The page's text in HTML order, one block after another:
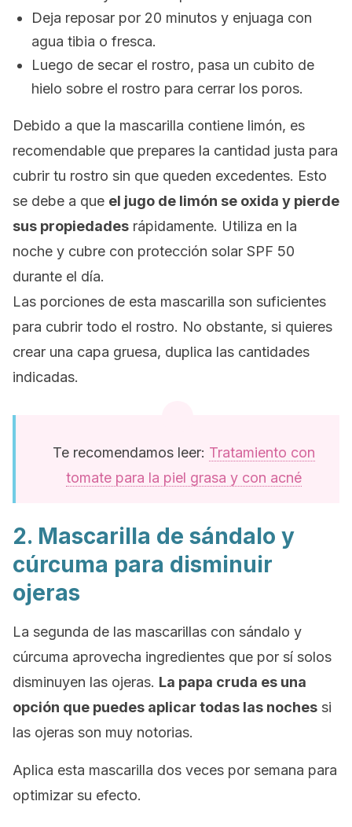
Deja reposar por 20 minutos y enjuaga con
agua tibia o fresca.
Luego de secar el rostro, pasa un cubito de
hielo sobre el rostro para cerrar los poros.
Debido a que la mascarilla contiene limón, es
recomendable que prepares la cantidad justa para
cubrir tu rostro sin que queden excedentes. Esto
se debe a que el jugo de limón se oxida y pierde
sus propiedades rápidamente. Utiliza en la
noche y cubre con protección solar SPF 50
durante el día.
Las porciones de esta mascarilla son suficientes
para cubrir todo el rostro. No obstante, si quieres
crear una capa gruesa, duplica las cantidades
indicadas.
Te recomendamos leer: Tratamiento con
tomate para la piel grasa y con acné
2. Mascarilla de sándalo y
cúrcuma para disminuir
ojeras
La segunda de las mascarillas con sándalo y
cúrcuma aprovecha ingredientes que por sí solos
disminuyen las ojeras. La papa cruda es una
opción que puedes aplicar todas las noches si
las ojeras son muy notorias.
Aplica esta mascarilla dos veces por semana para
optimizar su efecto.